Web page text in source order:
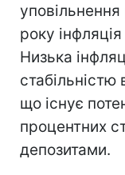
уповільнення
року
Низька
що існує
процентних
депозитами.